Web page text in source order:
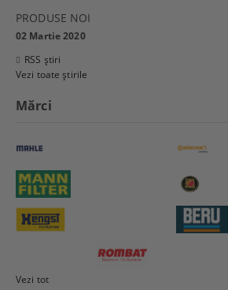
PRODUSE NOI
02 Martie 2020
RSS știri
Vezi toate știrile
Mărci
Vezi tot